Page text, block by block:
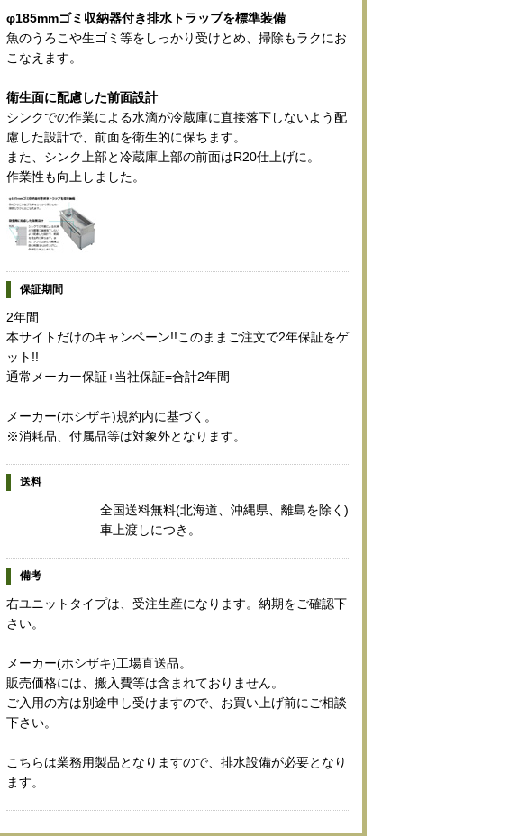
φ185mmゴミ収納器付き排水トラップを標準装備
魚のうろこや生ゴミ等をしっかり受けとめ、掃除もラクにお
こなえます。
衛生面に配慮した前面設計
シンクでの作業による水滴が冷蔵庫に直接落下しないよう配
慮した設計で、前面を衛生的に保ちます。
また、シンク上部と冷蔵庫上部の前面はR20仕上げに。
作業性も向上しました。
保証期間
2年間
本サイトだけのキャンペーン!!このままご注文で2年保証をゲ
ット!!
通常メーカー保証+当社保証=合計2年間
メーカー(ホシザキ)規約内に基づく。
※消耗品、付属品等は対象外となります。
送料
全国送料無料(北海道、沖縄県、離島を除く)
車上渡しにつき。
備考
右ユニットタイプは、受注生産になります。納期をご確認下
さい。
メーカー(ホシザキ)工場直送品。
販売価格には、搬入費等は含まれておりません。
ご入用の方は別途申し受けますので、お買い上げ前にご相談
下さい。
こちらは業務用製品となりますので、排水設備が必要となり
ます。